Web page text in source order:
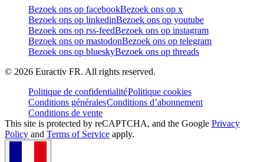
Bezoek ons op facebookBezoek ons op x
Bezoek ons op linkedinBezoek ons op youtube
Bezoek ons op rss-feedBezoek ons op instagram
Bezoek ons op mastodonBezoek ons op telegram
Bezoek ons op blueskyBezoek ons op threads
© 2026 Euractiv FR. All rights reserved.
Politique de confidentialitéPolitique cookies
Conditions généralesConditions d’abonnement
Conditions de vente
This site is protected by reCAPTCHA, and the Google Privacy
Policy and Terms of Service apply.